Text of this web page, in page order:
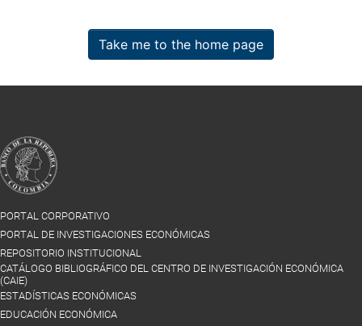
Take me to the home page
PORTAL CORPORATIVO
PORTAL DE INVESTIGACIONES ECONÓMICAS
REPOSITORIO INSTITUCIONAL
CATÁLOGO BIBLIOGRÁFICO DEL CENTRO DE INVESTIGACIÓN ECONÓMICA
(CAIE)
ESTADÍSTICAS ECONÓMICAS
EDUCACIÓN ECONÓMICA